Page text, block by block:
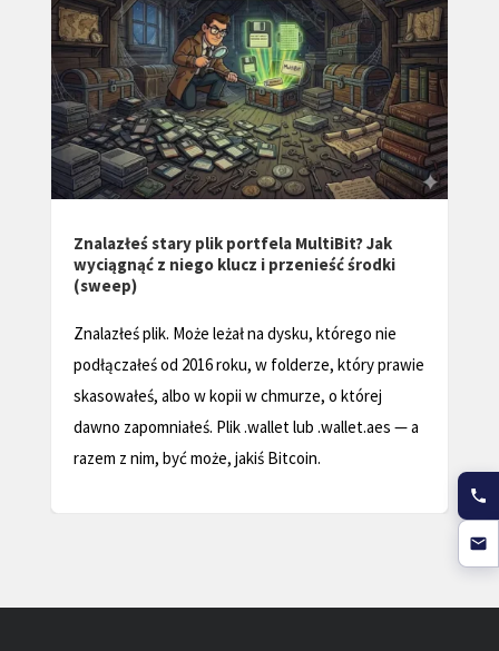
przewodnik
Odzyskaj utracone MetaMask portfel w 2025 roku
rozwiązywania problemów. Dowiedz się, jak
uzyskać dostęp do zasobów kryptograficznych i
chronić swoją tożsamość cyfrową.